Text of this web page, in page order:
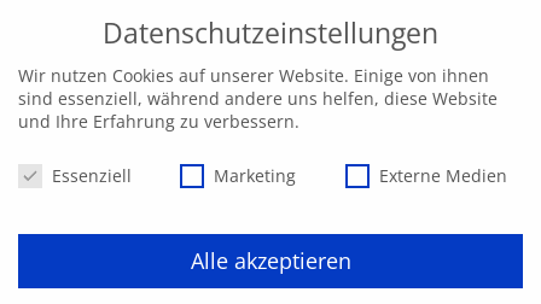
Datenschutzeinstellungen
Wir nutzen Cookies auf unserer Website. Einige von ihnen
sind essenziell, während andere uns helfen, diese Website
und Ihre Erfahrung zu verbessern.
Datenschutzeinstellungen
Essenziell Marketing Externe Medien
Alle akzeptieren